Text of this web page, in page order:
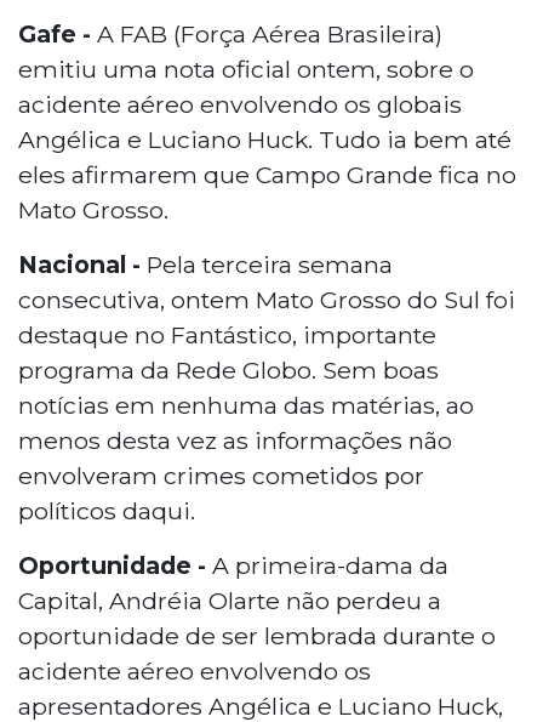
Gafe - A FAB (Força Aérea Brasileira)
emitiu uma nota oficial ontem, sobre o
acidente aéreo envolvendo os globais
Angélica e Luciano Huck. Tudo ia bem até
eles afirmarem que Campo Grande fica no
Mato Grosso.
Nacional - Pela terceira semana
consecutiva, ontem Mato Grosso do Sul foi
destaque no Fantástico, importante
programa da Rede Globo. Sem boas
notícias em nenhuma das matérias, ao
menos desta vez as informações não
envolveram crimes cometidos por
políticos daqui.
Oportunidade - A primeira-dama da
Capital, Andréia Olarte não perdeu a
oportunidade de ser lembrada durante o
acidente aéreo envolvendo os
apresentadores Angélica e Luciano Huck,